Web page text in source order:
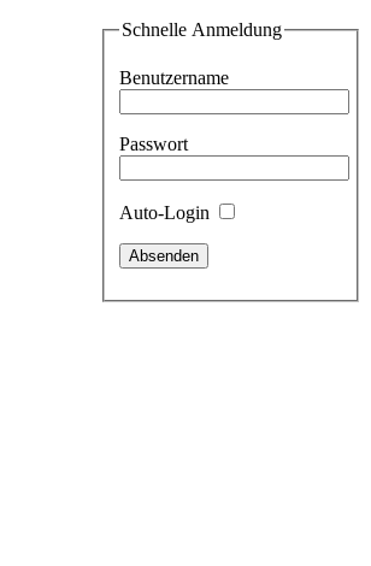
Schnelle Anmeldung
Benutzername
Passwort
Auto-Login